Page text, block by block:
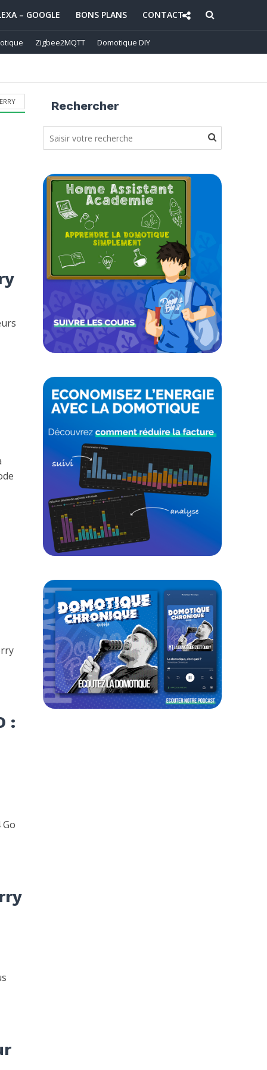
– GOOGLE BONS PLANS CONTACT
Zigbee2MQTT Domotique DIY
:
Rechercher